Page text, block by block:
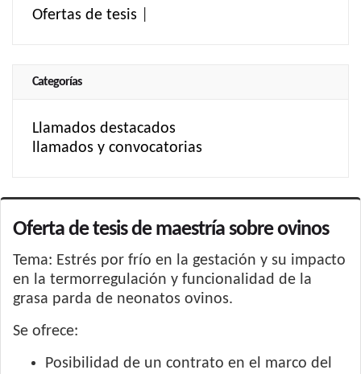
Ofertas de tesis
Categorías
Llamados destacados
llamados y convocatorias
Oferta de tesis de maestría sobre ovinos
Tema: Estrés por frío en la gestación y su impacto
en la termorregulación y funcionalidad de la
grasa parda de neonatos ovinos.
Se ofrece:
Posibilidad de un contrato en el marco del